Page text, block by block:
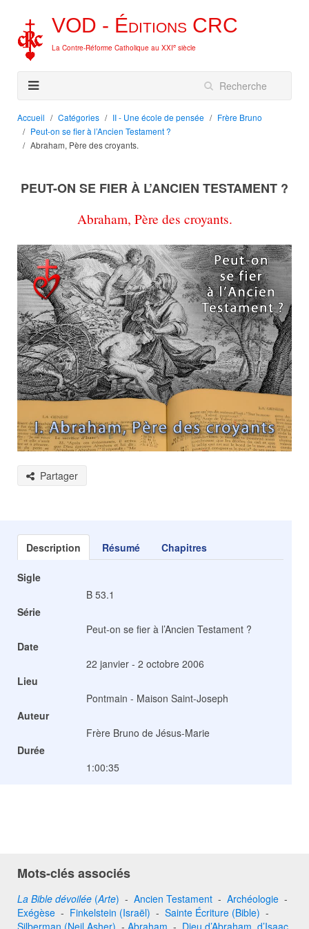
VOD - Éditions CRC
La Contre-Réforme Catholique au XXIe siècle
Accueil Catégories II - Une école de pensée
Frère Bruno
Peut-on se fier à l’Ancien Testament ?
Abraham, Père des croyants.
PEUT-ON SE FIER À L’ANCIEN TESTAMENT ?
Abraham, Père des croyants.
Partager
Description Résumé Chapitres
Sigle
B 53.1
Série
Peut-on se fier à l’Ancien Testament ?
Date
22 janvier - 2 octobre 2006
Lieu
Pontmain - Maison Saint-Joseph
Auteur
Frère Bruno de Jésus-Marie
Durée
1:00:35
Mots-clés associés
La Bible dévoilée (Arte) - Ancien Testament - Archéologie -
Exégèse - Finkelstein (Israël) - Sainte Écriture (Bible) -
Silberman (Neil Asher) - Abraham - Dieu d’Abraham, d’Isaac